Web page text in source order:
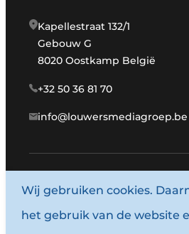
Kapellestraat 132/1
Gebouw G
8020 Oostkamp België
+32 50 36 81 70
info@louwersmediagroep.be
© 1987 - 2026
Wij gebruiken cookies.
het gebruik van de website